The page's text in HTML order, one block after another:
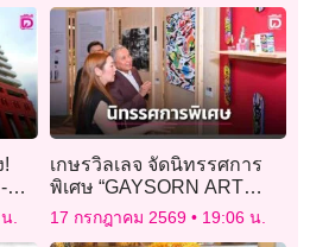
ติ
.
เกษรวิลเลจ จัดนิทรรศการ
พิเศษ “GAYSORN ART
HOUSE : THE ART OF
LIVING”
17 กรกฎาคม 2569 19:06 น.